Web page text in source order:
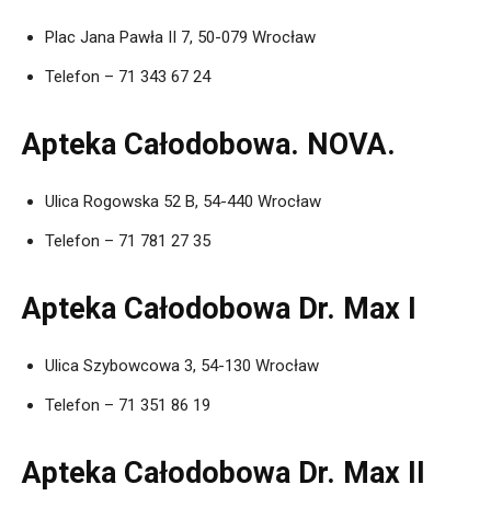
Plac Jana Pawła II 7, 50-079 Wrocław
Telefon – 71 343 67 24
Apteka Całodobowa. NOVA.
Ulica Rogowska 52 B, 54-440 Wrocław
Telefon – 71 781 27 35
Apteka Całodobowa Dr. Max I
Ulica Szybowcowa 3, 54-130 Wrocław
Telefon – 71 351 86 19
Apteka Całodobowa Dr. Max II